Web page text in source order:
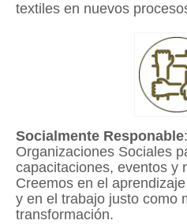
textiles en nuevos
Socialmente Responable
Organizaciones Sociales
capacitaciones, eventos y
Creemos en el
y en el trabajo justo como
transformación.